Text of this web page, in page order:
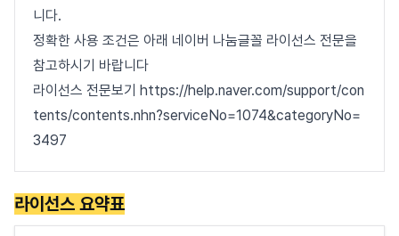
니다.
정확한 사용 조건은 아래 네이버 나눔글꼴 라이선스 전문을
참고하시기 바랍니다
라이선스 전문보기 https://help.naver.com/support/con
tents/contents.nhn?serviceNo=1074&categoryNo=
3497
라이선스 요약표